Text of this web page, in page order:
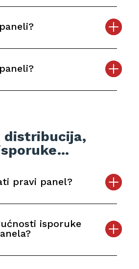
distribucija,
pravi panel?
isporuke